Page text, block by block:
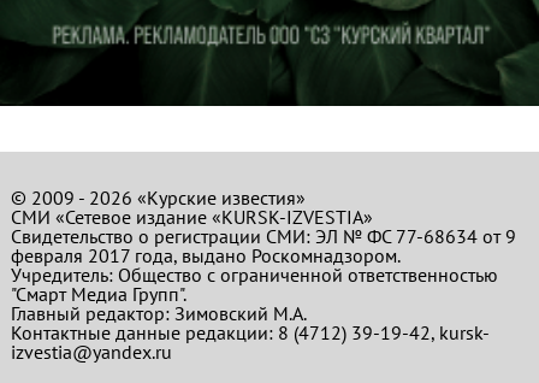
© 2009 - 2026 «Курские известия»
СМИ «Сетевое издание «KURSK-IZVESTIA»
Свидетельство о регистрации СМИ: ЭЛ № ФС 77-68634 от 9
февраля 2017 года, выдано Роскомнадзором.
Учредитель: Общество с ограниченной ответственностью
"Смарт Медиа Групп".
Главный редактор:Зимовский М.А.
Контактные данные редакции: 8 (4712) 39-19-42, kursk-
izvestia@yandex.ru